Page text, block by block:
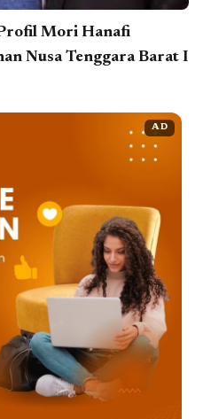
Mori Hanafi
Nusa Tenggara Barat I
AD